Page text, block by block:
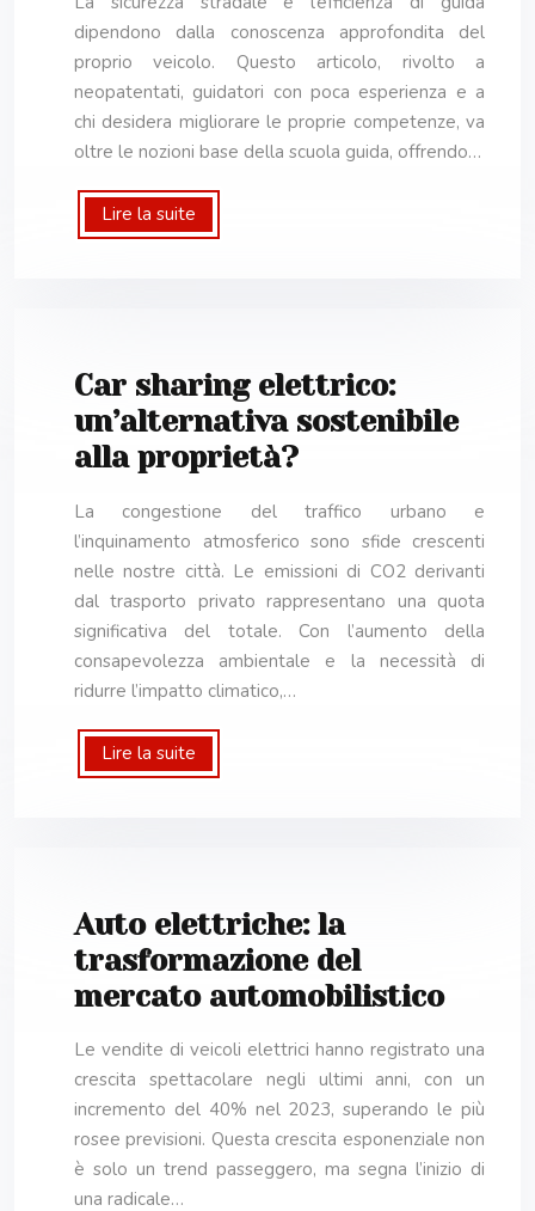
dipendono dalla conoscenza approfondita del
proprio veicolo. Questo articolo, rivolto a
neopatentati, guidatori con poca esperienza e a
chi desidera migliorare le proprie competenze, va
oltre le nozioni base della scuola guida, offrendo…
Lire la suite
Car sharing elettrico:
un’alternativa sostenibile
alla proprietà?
La congestione del traffico urbano e
l’inquinamento atmosferico sono sfide crescenti
nelle nostre città. Le emissioni di CO2 derivanti
dal trasporto privato rappresentano una quota
significativa del totale. Con l’aumento della
consapevolezza ambientale e la necessità di
ridurre l’impatto climatico,…
Lire la suite
Auto elettriche: la
trasformazione del
mercato automobilistico
Le vendite di veicoli elettrici hanno registrato una
crescita spettacolare negli ultimi anni, con un
incremento del 40% nel 2023, superando le più
rosee previsioni. Questa crescita esponenziale non
è solo un trend passeggero, ma segna l’inizio di
una radicale…